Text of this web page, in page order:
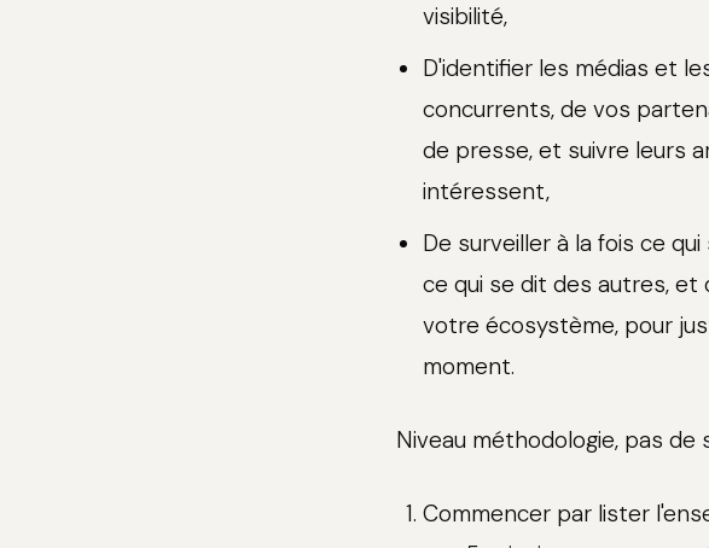
visibilité,
D'identifier les médias et
concurrents, de vos
de presse, et suivre leurs
intéressent,
De surveiller à la fois ce
ce qui se dit des autres,
votre écosystème, pour
moment.
Niveau méthodologie, pas
Commencer par lister